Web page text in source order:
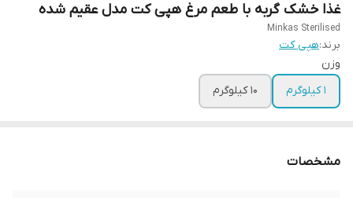
غذا خشک گربه با طعم مرغ هپی کت مدل عقیم شده
Minkas Sterilised
برند:هپی کت
وزن
1 کیلوگرم
10 کیلوگرم
مشخصات